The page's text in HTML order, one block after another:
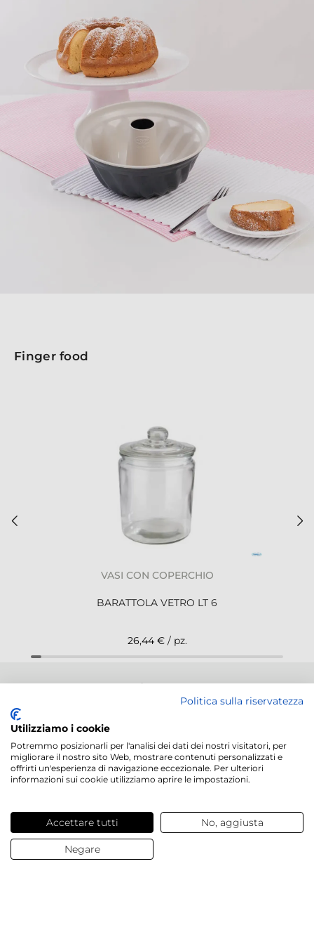
Finger food
VASI CON COPERCHIO
BARATTOLA VETRO LT 6
26,44 € / pz.
NEWSLETTER
Servizi offerti
Contatti e domande
Chi siamo
Politica sulla riservatezza
Utilizziamo i cookie
Potremmo posizionarli per l'analisi dei dati dei nostri visitatori, per
migliorare il nostro sito Web, mostrare contenuti personalizzati e
offrirti un'esperienza di navigazione eccezionale. Per ulteriori
informazioni sui cookie utilizziamo aprire le impostazioni.
Accettare tutti No, aggiusta
Negare